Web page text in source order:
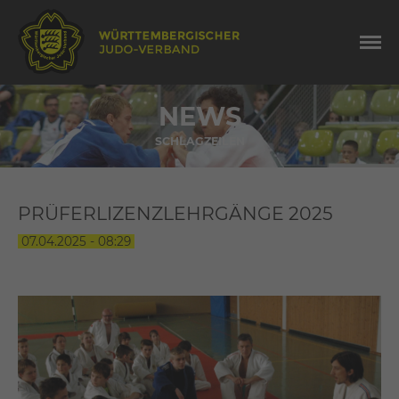
NEWS
SCHLAGZEILEN
PRÜFERLIZENZLEHRGÄNGE 2025
07.04.2025 - 08:29